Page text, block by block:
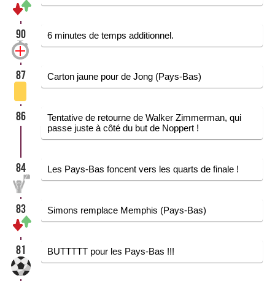
90 6 minutes de temps additionnel.
87 Carton jaune pour de Jong (Pays-Bas)
86
Tentative de retourne de Walker Zimmerman, qui
passe juste à côté du but de Noppert !
84 Les Pays-Bas foncent vers les quarts de finale !
83 Simons remplace Memphis (Pays-Bas)
81 BUTTTTT pour les Pays-Bas !!!